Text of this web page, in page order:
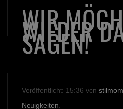
WIR
WIEDER
SAGEN!
Veröffentlicht: 15:36 von
Neuigkeiten